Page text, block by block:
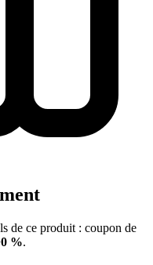
de ce produit : coupon de
%.